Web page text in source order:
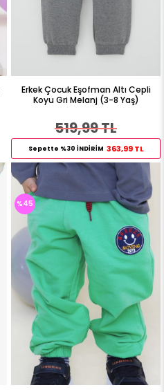
Erkek Çocuk Eşofman Altı Cepli
Koyu Gri Melanj (3-8 Yaş)
519,99 TL
Sepette %30 İNDİRİM 363,99 TL
%45